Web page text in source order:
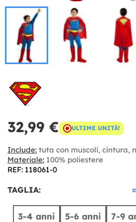
32,99 € ULTIME UNITÀ!
Include: tuta con muscoli, cintura,
Materiale: 100% poliestere
REF: 118061-0
TAGLIA:
3-4 anni 5-6 anni 7-9